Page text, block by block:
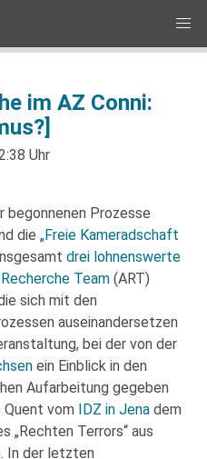
im AZ Conni:
Uhr
begonnenen Prozesse
die „Freie Kameradschaft
drei lohnenswerte
Team (ART)
sich mit den
auseinandersetzen
bei der von der
ein Einblick in den
Aufarbeitung gegeben
vom IDZ in Jena dem
„Rechten Terrors“ aus
In der letzten